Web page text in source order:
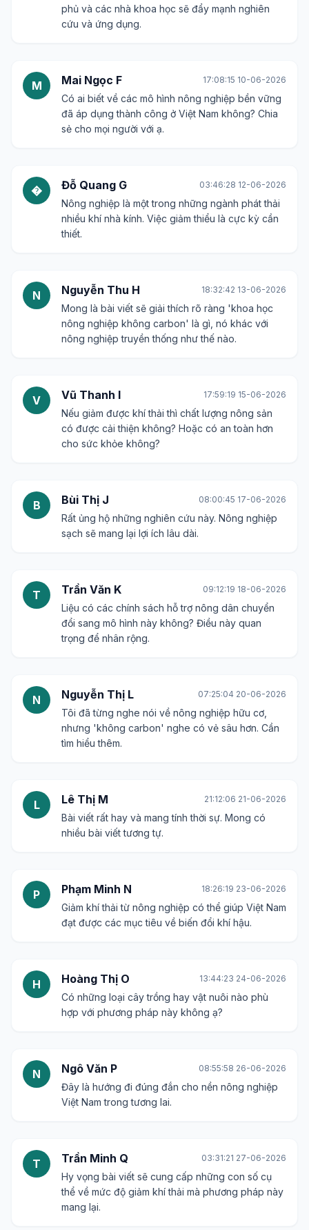
phủ và các nhà khoa học sẽ đẩy mạnh nghiên
cứu và ứng dụng.
M Mai Ngọc F 17:08:15 10-06-2026
Có ai biết về các mô hình nông nghiệp bền vững
đã áp dụng thành công ở Việt Nam không? Chia
sẻ cho mọi người với ạ.
� Đỗ Quang G 03:46:28 12-06-2026
Nông nghiệp là một trong những ngành phát thải
nhiều khí nhà kính. Việc giảm thiểu là cực kỳ cần
thiết.
N Nguyễn Thu H 18:32:42 13-06-2026
Mong là bài viết sẽ giải thích rõ ràng 'khoa học
nông nghiệp không carbon' là gì, nó khác với
nông nghiệp truyền thống như thế nào.
V Vũ Thanh I 17:59:19 15-06-2026
Nếu giảm được khí thải thì chất lượng nông sản
có được cải thiện không? Hoặc có an toàn hơn
cho sức khỏe không?
B Bùi Thị J 08:00:45 17-06-2026
Rất ủng hộ những nghiên cứu này. Nông nghiệp
sạch sẽ mang lại lợi ích lâu dài.
T Trần Văn K 09:12:19 18-06-2026
Liệu có các chính sách hỗ trợ nông dân chuyển
đổi sang mô hình này không? Điều này quan
trọng để nhân rộng.
N Nguyễn Thị L 07:25:04 20-06-2026
Tôi đã từng nghe nói về nông nghiệp hữu cơ,
nhưng 'không carbon' nghe có vẻ sâu hơn. Cần
tìm hiểu thêm.
L Lê Thị M 21:12:06 21-06-2026
Bài viết rất hay và mang tính thời sự. Mong có
nhiều bài viết tương tự.
P Phạm Minh N 18:26:19 23-06-2026
Giảm khí thải từ nông nghiệp có thể giúp Việt Nam
đạt được các mục tiêu về biến đổi khí hậu.
H Hoàng Thị O 13:44:23 24-06-2026
Có những loại cây trồng hay vật nuôi nào phù
hợp với phương pháp này không ạ?
N Ngô Văn P 08:55:58 26-06-2026
Đây là hướng đi đúng đắn cho nền nông nghiệp
Việt Nam trong tương lai.
T Trần Minh Q 03:31:21 27-06-2026
Hy vọng bài viết sẽ cung cấp những con số cụ
thể về mức độ giảm khí thải mà phương pháp này
mang lại.